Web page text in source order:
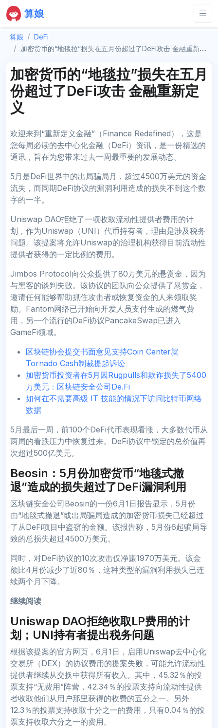
算娘
算娘
DeFi
加密货币的“地毯拉”损失在五月份超过了DeFi攻击 金融重新定义
加密货币的“地毯拉”损失在五月
份超过了DeFi攻击 金融重新定
义
欢迎来到“重新定义金融”（Finance Redefined），这是
您每周必读的去中心化金融（DeFi）资讯，是一份精选的
通讯，旨在为您带来过去一周最重要的发展动态。
5月是DeFi世界中的出局骗局月，超过4500万美元的资金
流失，而同期DeFi协议的漏洞利用造成的损失不到这个数
字的一半。
Uniswap DAO拒绝了一项收取流动性提供者费用的计
划，作为Uniswap（UNI）代币持有者，理由是涉及税务
问题。该提案将允许Uniswap的治理机构获得目前流动性
提供者获得的一定比例的费用。
Jimbos Protocol向公众提供了80万美元的悬赏金，因为
与黑客的谈判失败。该协议的团队向公众提供了悬赏金，
邀请任何能够帮助抓住攻击者或恢复资金的人来领取奖
励。Fantom网络已开始向开发人员支付生成的燃气费
用，另一个流行的DeFi协议PancakeSwap已进入
GameFi领域。
区块链协会提交书面意见支持Coin Center就
Tornado Cash制裁提起诉讼
加密货币投资者在5月因Rugpulls和欺诈损失了5400
万美元：区块链安全公司De.Fi
如何在不需要高级 IT 技能的情况下访问比特币网络
数据
5月最后一周，前100个DeFi代币表现看涨，大多数代币从
两周的看跌压力中恢复过来。DeFi协议中锁定的总价值再
次超过500亿美元。
Beosin：5月份加密货币“地毯式撤
退”造成的损失超过了DeFi漏洞利用
区块链安全公司Beosin的一份6月1日报告显示，5月份
由“地毯式撤退”或出局骗局造成的加密货币损失已经超过
了从DeFi项目中盗窃的金额。该报告称，5月份6起骗局导
致的总损失超过4500万美元。
同时，对DeFi协议的10次攻击仅净赚1970万美元。该金
额比4月份减少了近80％，这种类型的漏洞利用损失已连
续两个月下降。
继续阅读
Uniswap DAO拒绝收取LP费用的计
划；UNI持有者提出税务问题
根据该提案的官方网页，6月1日，启用Uniswap去中心化
交易所（DEX）的协议费用的提案失败，可能允许流动性
提供者继续从交换中获得所有收入。其中，45.32％的投
票支持“无费用”阵营，42.34％的投票支持向流动性提供
者收取他们从用户那里获得的收费的五分之一。另外
12.3％的投票支持收取十分之一的费用，只有0.04％的投
票支持收取六分之一的费用。